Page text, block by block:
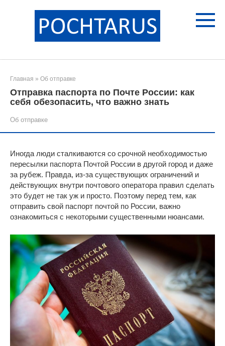
Главная » Об отправке
Отправка паспорта по Почте России: как
себя обезопасить, что важно знать
Об отправке
Иногда люди сталкиваются со срочной необходимостью
пересылки паспорта Почтой России в другой город и даже
за рубеж. Правда, из-за существующих ограничений и
действующих внутри почтового оператора правил сделать
это будет не так уж и просто. Поэтому перед тем, как
отправить свой паспорт почтой по России, важно
ознакомиться с некоторыми существенными нюансами.